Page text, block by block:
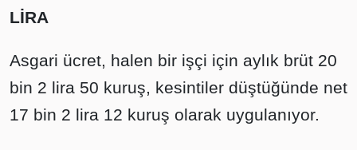
LİRA
Asgari ücret, halen bir işçi için aylık brüt 20
bin 2 lira 50 kuruş, kesintiler düştüğünde net
17 bin 2 lira 12 kuruş olarak uygulanıyor.